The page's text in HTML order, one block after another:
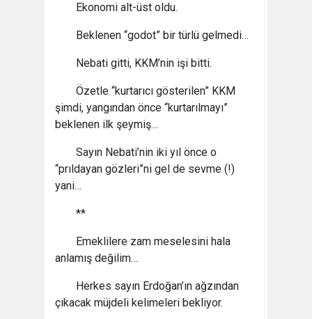
Ekonomi alt-üst oldu.
Beklenen “godot” bir türlü gelmedi…
Nebati gitti, KKM’nin işi bitti.
Özetle “kurtarıcı gösterilen” KKM
şimdi, yangından önce “kurtarılmayı”
beklenen ilk şeymiş…
Sayın Nebati’nin iki yıl önce o
“prıldayan gözleri”ni gel de sevme (!)
yani…
**
Emeklilere zam meselesini hala
anlamış değilim…
Herkes sayın Erdoğan’ın ağzından
çıkacak müjdeli kelimeleri bekliyor.